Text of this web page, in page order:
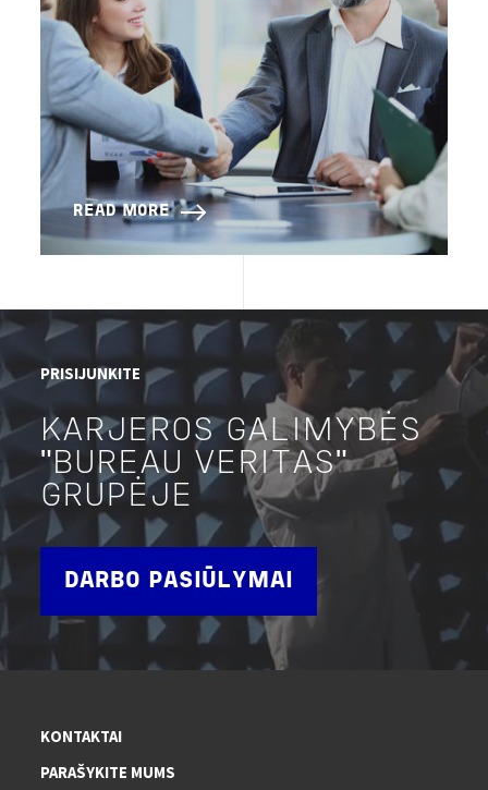
READ MORE
PRISIJUNKITE
KARJEROS GALIMYBĖS
"BUREAU VERITAS"
GRUPĖJE
DARBO PASIŪLYMAI
KONTAKTAI
PARAŠYKITE MUMS